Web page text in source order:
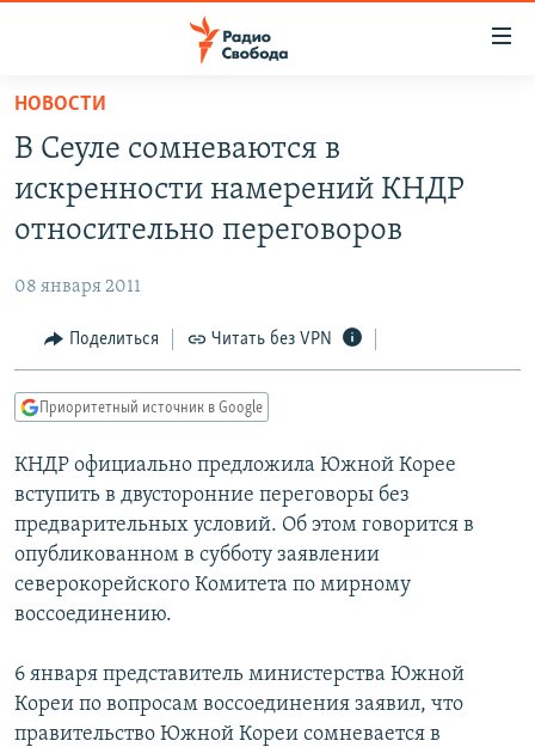
упрощенного
доступа
основному
Вернутся
Вернутся
поиску
ПОДКАСТЫ
АВТОРСКИЕ ПРОЕКТЫ
МНЕНИЯ
КУЛЬТУРА
КАВКАЗ.РЕАЛИИ
СЕВЕР.РЕАЛИИ
СИБИРЬ.РЕАЛИИ
РАСПИСАНИЕ ВЕЩАНИЯ
ПОДПИШИТЕСЬ НА РАССЫЛКУ
СОЦИАЛЬНЫЕ СЕТИ
НОВОСТИ
В Сеуле сомневаются в
искренности намерений КНДР
относительно переговоров
08 января 2011
Поделиться Читать без VPN
Приоритетный источник в Google
КНДР официально предложила Южной Корее
вступить в двусторонние переговоры без
предварительных условий. Об этом говорится в
опубликованном в субботу заявлении
северокорейского Комитета по мирному
воссоединению.
6 января представитель министерства Южной
Кореи по вопросам воссоединения заявил, что
правительство Южной Кореи сомневается в